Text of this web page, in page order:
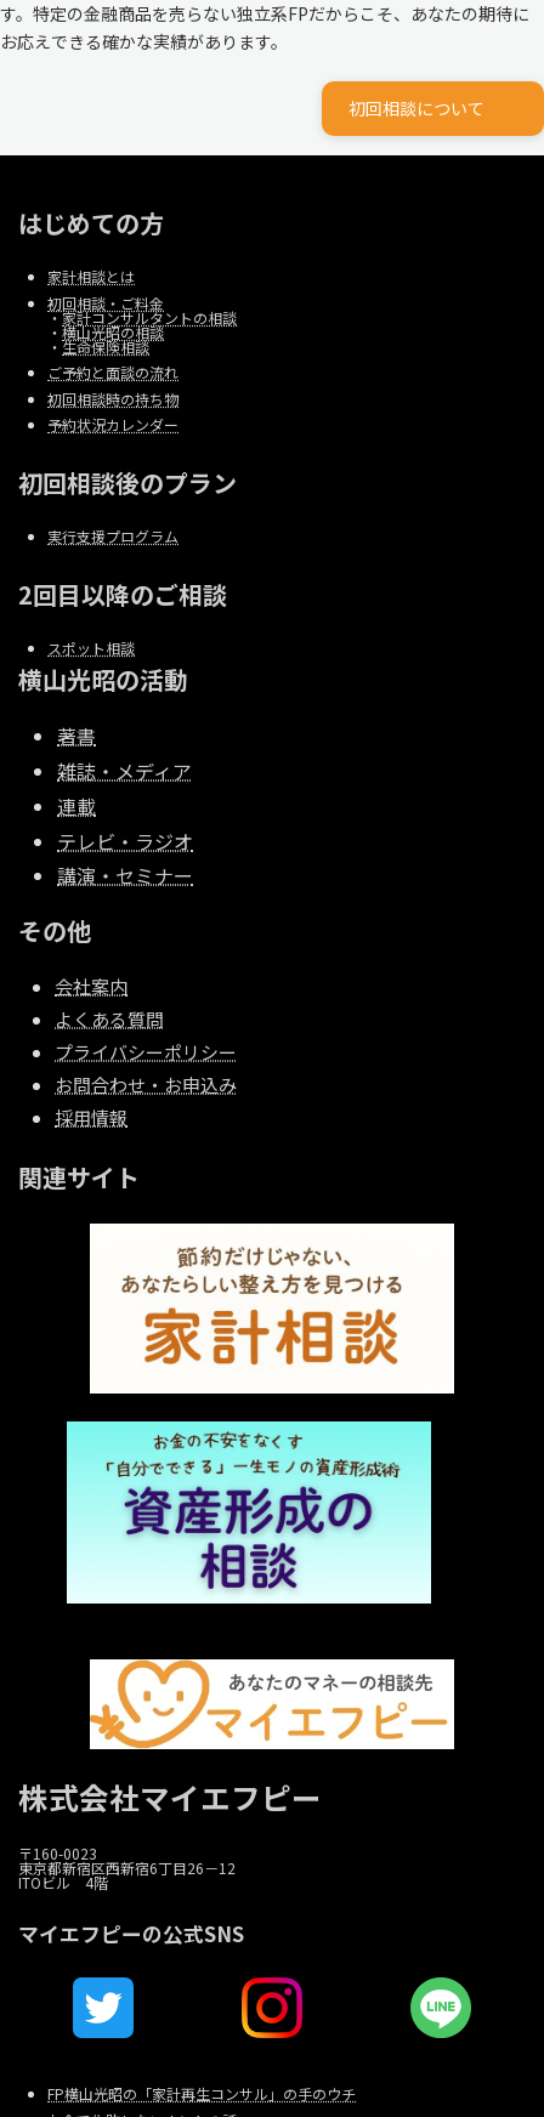
す。特定の金融商品を売らない独立系FPだからこそ、あなたの期待に
お応えできる確かな実績があります。
初回相談について
はじめての方
家計相談とは
初回相談・ご料金
・家計コンサルタントの相談
・ 横山光昭の相談
・ 生命保険相談
ご予約と面談の流れ
初回相談時の持ち物
予約状況カレンダー
初回相談後のプラン
実行支援プログラム
2回目以降のご相談
スポット相談
横山光昭の活動
著書
雑誌・メディア
連載
テレビ・ラジオ
講演・セミナー
その他
会社案内
よくある質問
プライバシーポリシー
お問合わせ・お申込み
採用情報
関連サイト
株式会社マイエフピー
〒160-0023
東京都新宿区西新宿6丁目26－12
ITOビル 4階
マイエフピーの公式SNS
FP横山光昭の「家計再生コンサル」の手のウチ